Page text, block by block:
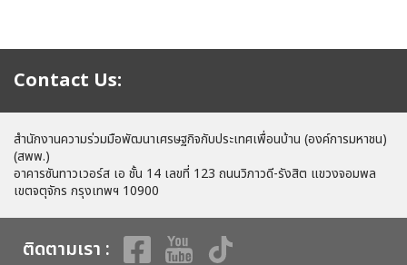
Contact Us:
สำนักงานความร่วมมือพัฒนาเศรษฐกิจกับประเทศเพื่อนบ้าน (องค์การมหาชน)
(สพพ.)
อาคารซันทาวเวอร์ส เอ ชั้น 14 เลขที่ 123 ถนนวิภาวดี-รังสิต แขวงจอมพล
เขตจตุจักร กรุงเทพฯ 10900
ติดตามเรา :